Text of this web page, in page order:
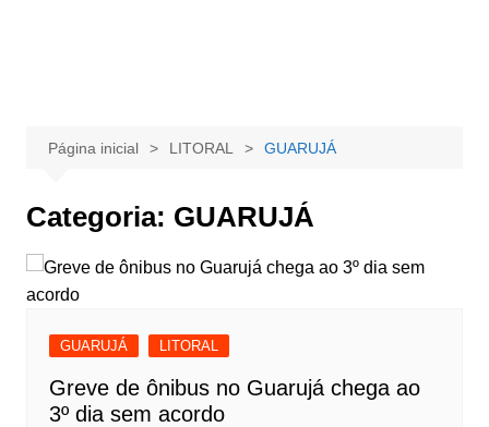
Página inicial LITORAL GUARUJÁ
Categoria: GUARUJÁ
GUARUJÁ LITORAL
Greve de ônibus no Guarujá chega ao
3º dia sem acordo